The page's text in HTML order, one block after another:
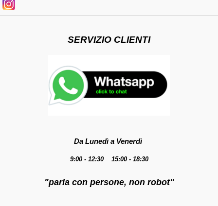
SERVIZIO CLIENTI
Da Lunedì a Venerdì
9:00 - 12:30 15:00 - 18:30
"parla con persone, non robot"